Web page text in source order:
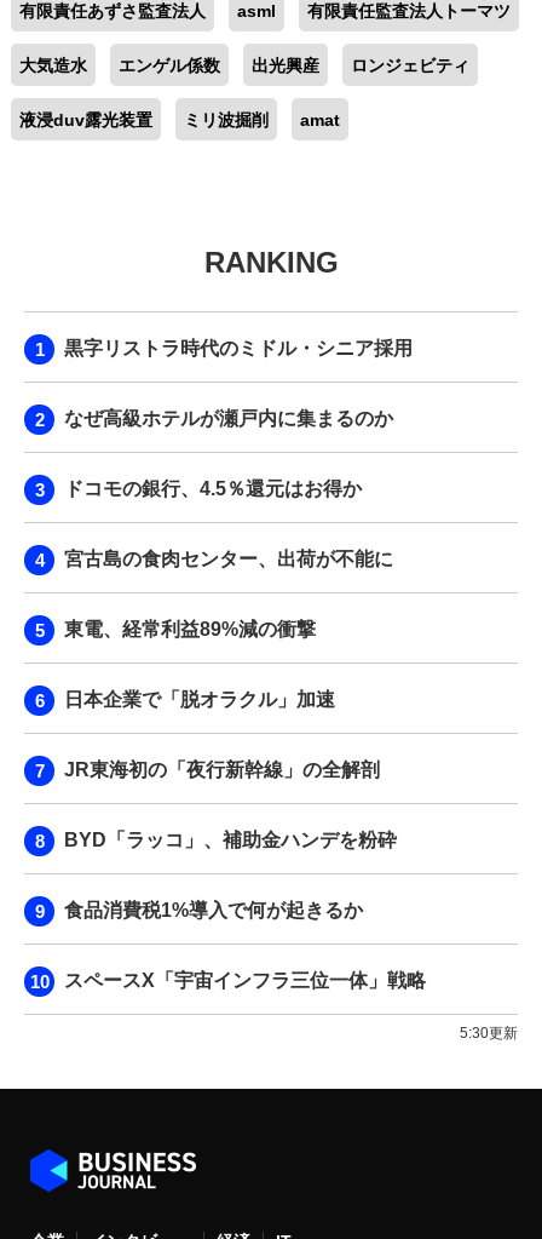
有限責任あずさ監査法人 asml 有限責任監査法人トーマツ
大気造水 エンゲル係数 出光興産 ロンジェビティ
液浸duv露光装置 ミリ波掘削 amat
RANKING
黒字リストラ時代のミドル・シニア採用
なぜ高級ホテルが瀬戸内に集まるのか
ドコモの銀行、4.5％還元はお得か
宮古島の食肉センター、出荷が不能に
東電、経常利益89%減の衝撃
日本企業で「脱オラクル」加速
JR東海初の「夜行新幹線」の全解剖
BYD「ラッコ」、補助金ハンデを粉砕
食品消費税1%導入で何が起きるか
スペースX「宇宙インフラ三位一体」戦略
5:30更新